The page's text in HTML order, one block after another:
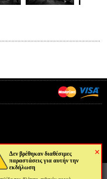
×
Δεν βρέθηκαν διαθέσιμες
παραστάσεις για αυτήν την
εκδήλωση
Αθήνα
στον φυλλομετρητή σας
τρόπο θα